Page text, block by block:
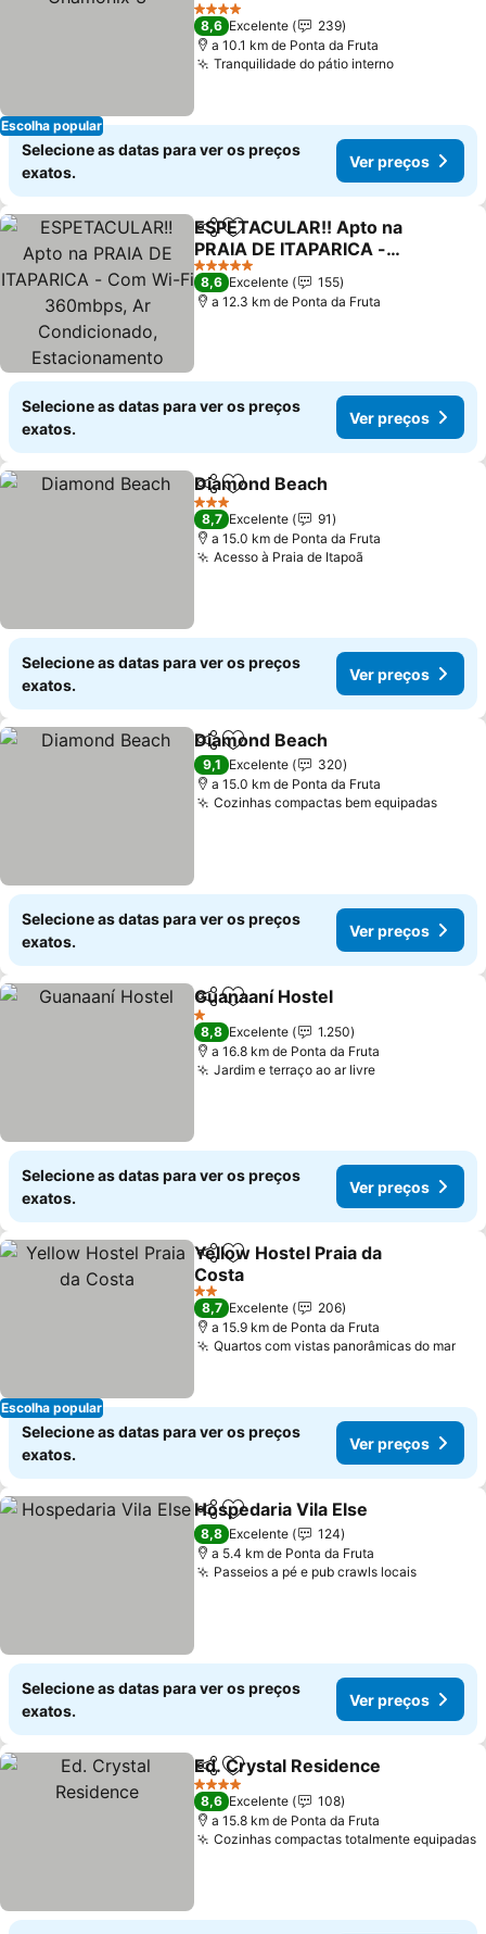
Escolha popular
Ver preços
4 Estrelas
8,6 Excelente
239
a 10.1 km de Ponta da Fruta
Tranquilidade do pátio internoVer preços
Selecione as datas para ver os preços
exatos.
Ver preços
PartilharAdicionar aos favoritos
ESPETACULAR!! Apto na
PRAIA DE ITAPARICA -
Com Wi-Fi 360mbps, Ar
Condicionado,
Estacionamento Coberto
Ver preços
5 Estrelas
8,6 Excelente
155
a 12.3 km de Ponta da Fruta
Selecione as datas para ver os preços
exatos.
Ver preços
PartilharAdicionar aos favoritos
Diamond Beach
3 Estrelas
8,7 Excelente
91
a 15.0 km de Ponta da Fruta
Acesso à Praia de Itapoã
Selecione as datas para ver os preços
exatos.
Ver preços
PartilharAdicionar aos favoritos
Diamond Beach
9,1 Excelente
320
a 15.0 km de Ponta da Fruta
Cozinhas compactas bem equipadasVer
Selecione as datas para ver os preços
exatos.
Ver preços
PartilharAdicionar aos favoritos
Guanaaní Hostel
1 Estrelas
8,8 Excelente
1.250
a 16.8 km de Ponta da Fruta
Jardim e terraço ao ar livreVer preços
Selecione as datas para ver os preços
exatos.
Ver preços
Escolha popular
PartilharAdicionar aos favoritos
Yellow Hostel Praia da
Costa
Ver preços
2 Estrelas
8,7 Excelente
206
a 15.9 km de Ponta da Fruta
Quartos com vistas panorâmicas do mar
Selecione as datas para ver os preços
exatos.
Ver preços
PartilharAdicionar aos favoritos
Hospedaria Vila Else
8,8 Excelente
124
a 5.4 km de Ponta da Fruta
Passeios a pé e pub crawls locaisVer
Selecione as datas para ver os preços
exatos.
Ver preços
PartilharAdicionar aos favoritos
Ed. Crystal Residence
4 Estrelas
8,6 Excelente
108
a 15.8 km de Ponta da Fruta
Cozinhas compactas totalmente equipadas